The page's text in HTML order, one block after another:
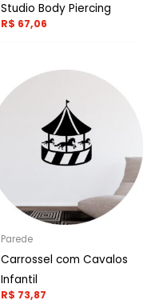
Studio Body Piercing
R$ 67,06
Parede
Carrossel com Cavalos
Infantil
R$ 73,87